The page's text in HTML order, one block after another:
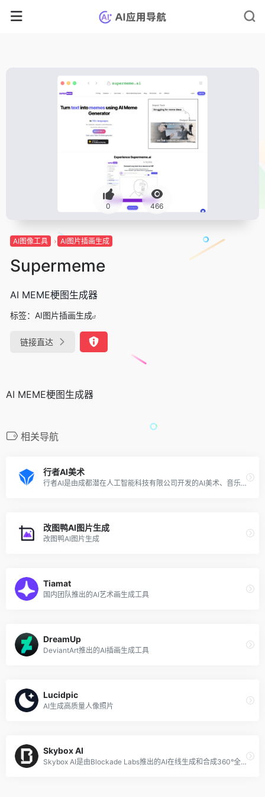
0 466
AI图像工具 AI图片插画生成
Supermeme
AI MEME梗图生成器
标签： AI图片插画生成
链接直达
AI MEME梗图生成器
相关导航
行者AI美术
行者AI是由成都潜在人工智能科技有限公司开发的AI美术、音乐、视频工具箱，致力于使用人工智能和机器学习技术提高游戏和文娱行业的生产力，打造一个游戏行业从研发到营销的一站式AI赋能平台。行者AI美术是行者AI推出的AI绘图创作解决方案，帮助用户激发灵感，创作更多可能。
改图鸭AI图片生成
改图鸭AI图片生成
Tiamat
国内团队推出的AI艺术画生成工具
DreamUp
DeviantArt推出的AI插画生成工具
Lucidpic
AI生成高质量人像照片
Skybox AI
Skybox AI是由Blockade Labs推出的AI在线生成和合成360°全景图片的工具，该人工智能驱动的工具，可以从图像中生成全景图。提供了一系列的风格可选择，包括幻想风景、动漫艺术风格、超现实风格、数字绘画、、星云、现实主义、科幻梦幻和室内景观等。